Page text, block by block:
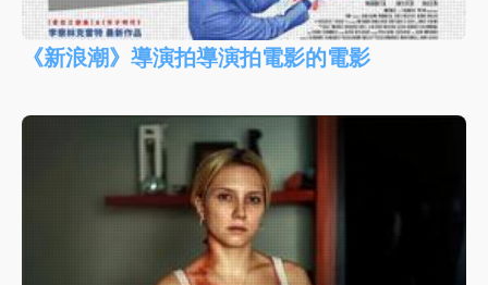
《新浪潮》導演拍導演拍電影的電影